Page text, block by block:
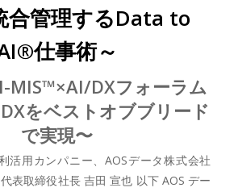
合管理するData to
仕事術～
MIS™×AI/DXフォーラム
をベストオブブリード
で実現〜
活用カンパニー、AOSデータ株式会社
表取締役社長 吉田 宣也 以下 AOS デー